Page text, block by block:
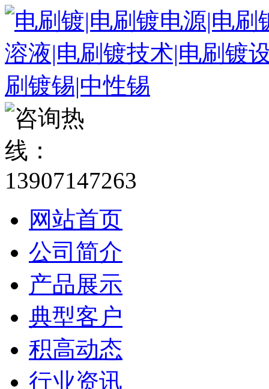
网站首页
公司简介
产品展示
典型客户
积高动态
行业资讯